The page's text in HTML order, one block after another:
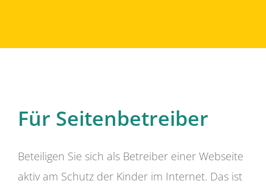
Für Seitenbetreiber
Beteiligen Sie sich als Betreiber einer Webseite
aktiv am Schutz der Kinder im Internet. Das ist